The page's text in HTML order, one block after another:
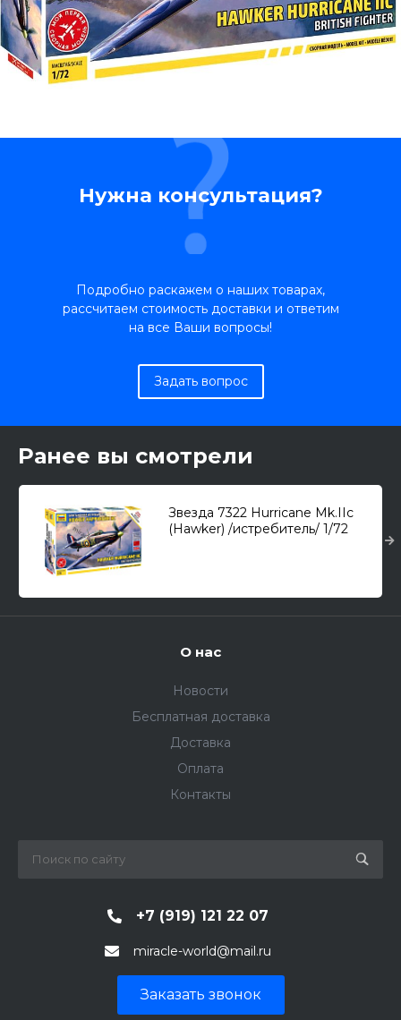
Нужна консультация?
Подробно раскажем о наших товарах,
рассчитаем стоимость доставки и ответим
на все Ваши вопросы!
Задать вопрос
Ранее вы смотрели
Звезда 7322 Hurricane Mk.IIc
(Hawker) /истребитель/ 1/72
О нас
Новости
Бесплатная доставка
Доставка
Оплата
Контакты
+7 (919) 121 22 07
miracle-world@mail.ru
Заказать звонок